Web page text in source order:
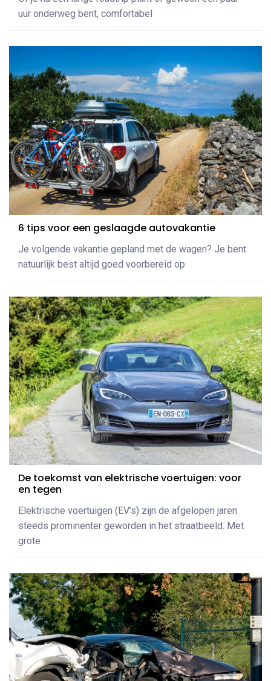
uur onderweg bent, comfortabel
6 tips voor een geslaagde autovakantie
Je volgende vakantie gepland met de wagen? Je bent
natuurlijk best altijd goed voorbereid op
De toekomst van elektrische voertuigen: voor
en tegen
Elektrische voertuigen (EV’s) zijn de afgelopen jaren
steeds prominenter geworden in het straatbeeld. Met
grote